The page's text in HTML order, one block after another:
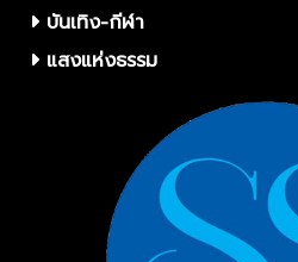
บันเทิง-กีฬา
แสงแห่งธรรม